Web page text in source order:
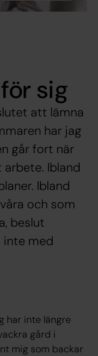
sig
att lämna
har jag
går fort när
Ibland
Ibland
och som
beslut
med
har inte längre
gård i
mig som backar